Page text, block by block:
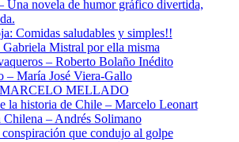
Una novela de humor gráfico divertida,
Comidas saludables y simples!!
Mistral por ella misma
– Roberto Bolaño Inédito
– María José Viera-Gallo
MELLADO
la historia de Chile – Marcelo Leonart
Chilena – Andrés Solimano
que condujo al golpe